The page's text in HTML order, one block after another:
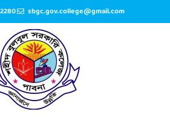
sbgc.gov.college@gmail.com